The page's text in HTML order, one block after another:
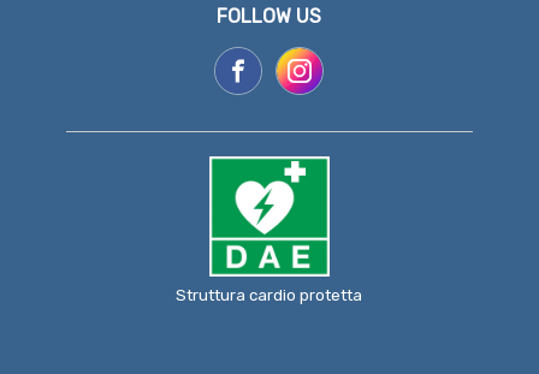
FOLLOW US
Struttura cardio protetta